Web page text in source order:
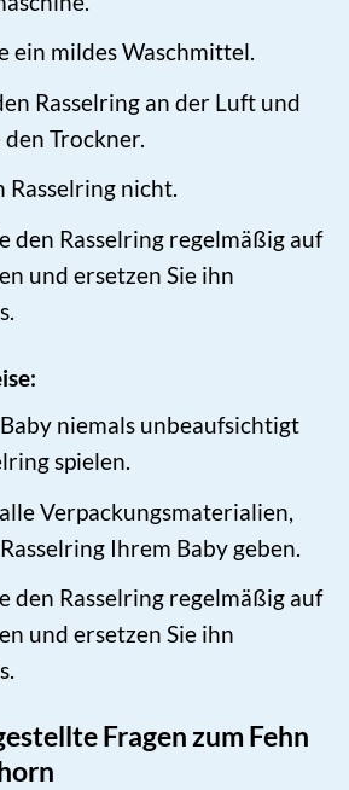
ein mildes Waschmittel.
Rasselring an der Luft und
Trockner.
Rasselring nicht.
den Rasselring regelmäßig auf
und ersetzen Sie ihn
niemals unbeaufsichtigt
spielen.
Verpackungsmaterialien,
Ihrem Baby geben.
den Rasselring regelmäßig auf
und ersetzen Sie ihn
Fragen zum Fehn